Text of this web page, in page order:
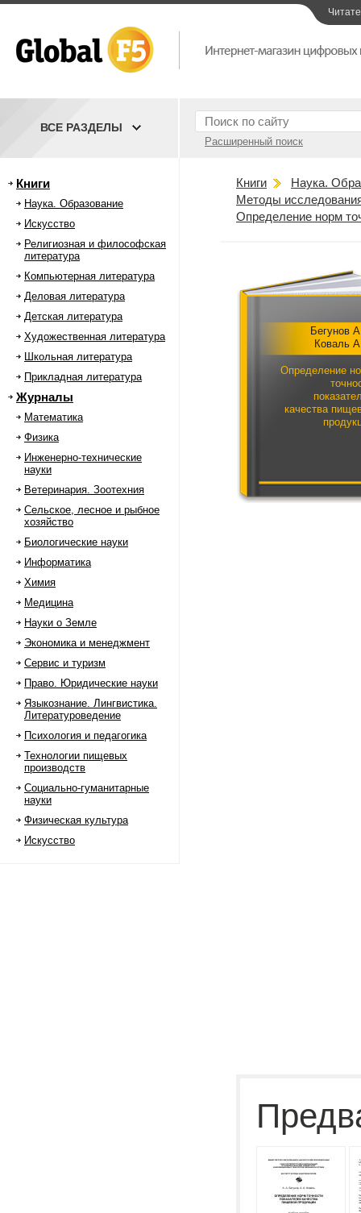
Расширенный поиск
ВСЕ РАЗДЕЛЫ
Книги
Наука. Образование
Искусство
Религиозная и философская
литература
Компьютерная литература
Деловая литература
Детская литература
Художественная литература
Школьная литература
Прикладная литература
Журналы
Математика
Физика
Инженерно-технические
науки
Ветеринария. Зоотехния
Сельское, лесное и рыбное
хозяйство
Биологические науки
Информатика
Химия
Медицина
Науки о Земле
Экономика и менеджмент
Сервис и туризм
Право. Юридические науки
Языкознание. Лингвистика.
Литературоведение
Психология и педагогика
Технологии пищевых
производств
Социально-гуманитарные
науки
Физическая культура
Искусство
Книги
Наука.
Методы
Определение норм
Бегунов
Коваль
Определение
качества